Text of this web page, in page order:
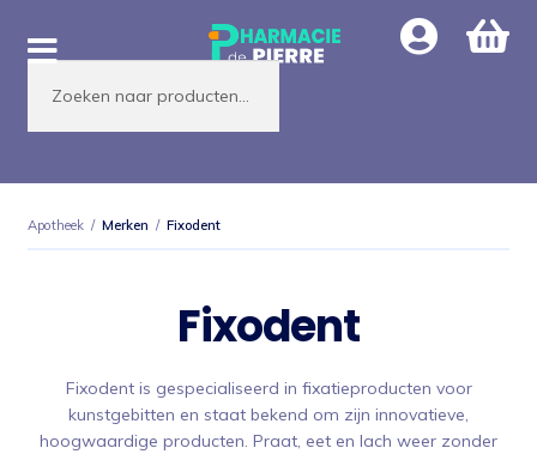
Ga
door
naar
navigatie
Ga
naar
inhoud
zoeken
Apotheek / Merken / Fixodent
Fixodent
Fixodent is gespecialiseerd in fixatieproducten voor
kunstgebitten en staat bekend om zijn innovatieve,
hoogwaardige producten. Praat, eet en lach weer zonder